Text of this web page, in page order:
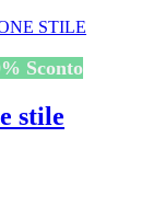
% Sconto
stile